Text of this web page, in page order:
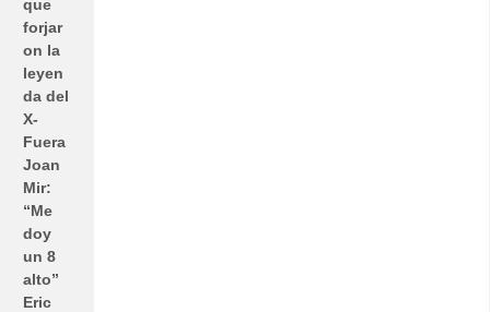
que
forjar
on la
leyen
da del
X-
Fuera
Joan
Mir:
“Me
doy
un 8
alto”
Eric